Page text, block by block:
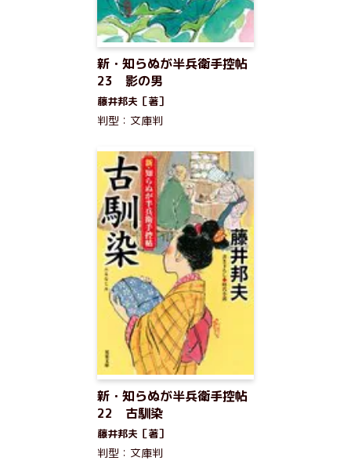
新・知らぬが半兵衛手控帖
23 影の男
藤井邦夫［著］
判型：文庫判
新・知らぬが半兵衛手控帖
22 古馴染
藤井邦夫［著］
判型：文庫判